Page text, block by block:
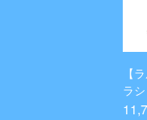
【
ラ
ップ